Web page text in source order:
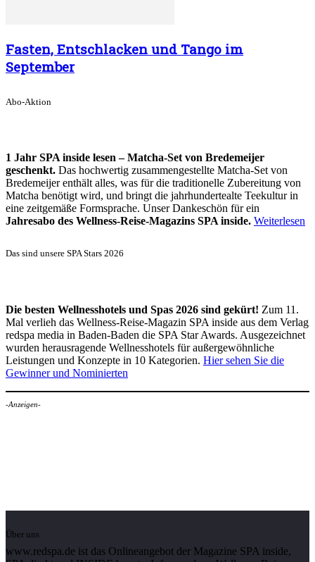
Fasten, Entschlacken und Tango im
September
Abo-Aktion
1 Jahr SPA inside lesen – Matcha-Set von Bredemeijer
geschenkt. Das hochwertig zusammengestellte Matcha-Set von
Bredemeijer enthält alles, was für die traditionelle Zubereitung von
Matcha benötigt wird, und bringt die jahrhundertealte Teekultur in
eine zeitgemäße Formsprache. Unser Dankeschön für ein
Jahresabo des Wellness-Reise-Magazins SPA inside. Weiterlesen
Das sind unsere SPA Stars 2026
Die besten Wellnesshotels und Spas 2026 sind gekürt! Zum 11.
Mal verlieh das Wellness-Reise-Magazin SPA inside aus dem Verlag
redspa media in Baden-Baden die SPA Star Awards. Ausgezeichnet
wurden herausragende Wellnesshotels für außergewöhnliche
Leistungen und Konzepte in 10 Kategorien. Hier sehen Sie die
Gewinner und Nominierten
-Anzeigen-
Über uns
www.redspa.de ist das Onlineangebot der Magazine SPA inside,